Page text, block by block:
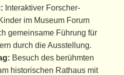
Interaktiver Forscher-
im Museum Forum
gemeinsame Führung für
durch die Ausstellung.
Besuch des berühmten
historischen Rathaus mit